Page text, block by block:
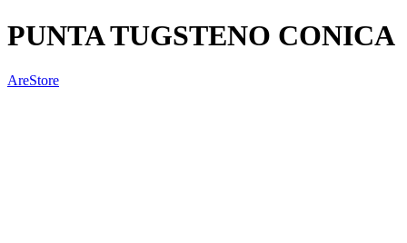
PUNTA TUGSTENO CONICA
AreStore